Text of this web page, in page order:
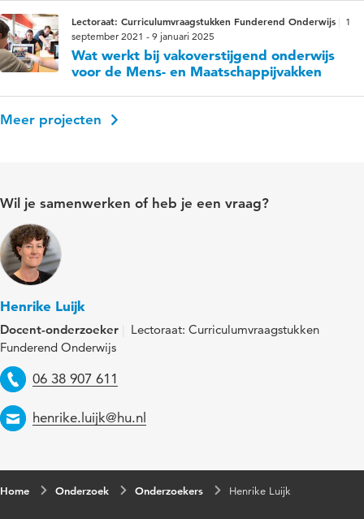
Lectoraat: Curriculumvraagstukken Funderend Onderwijs
1
september 2021 - 9 januari 2025
Wat werkt bij vakoverstijgend onderwijs
voor de Mens- en Maatschappijvakken
Meer projecten
Wil je samenwerken of heb je een vraag?
Henrike Luijk
Docent-onderzoeker
Lectoraat: Curriculumvraagstukken
Funderend Onderwijs
Telefoon
06 38 907 611
Email
henrike.luijk@hu.nl
Home Onderzoek Onderzoekers Henrike Luijk